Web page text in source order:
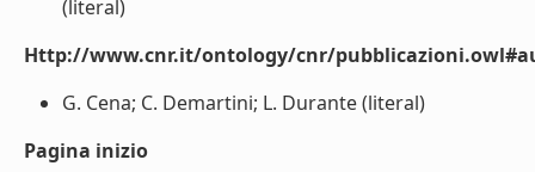
(literal)
Http://www.cnr.it/ontology/cnr/
G. Cena; C. Demartini; L. Durante (literal)
Pagina inizio